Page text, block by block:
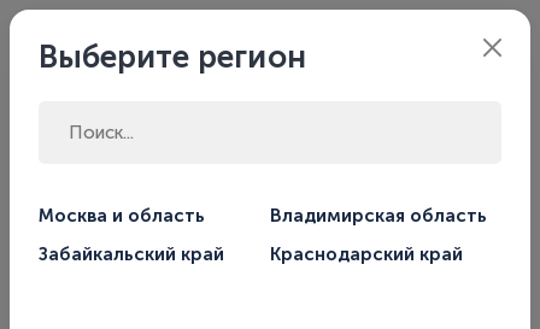
Филиал:
Забайкальский
Воздухоотводчики
Выберите регион
Москва и область
Владимирская область
Забайкальский край
Краснодарский край